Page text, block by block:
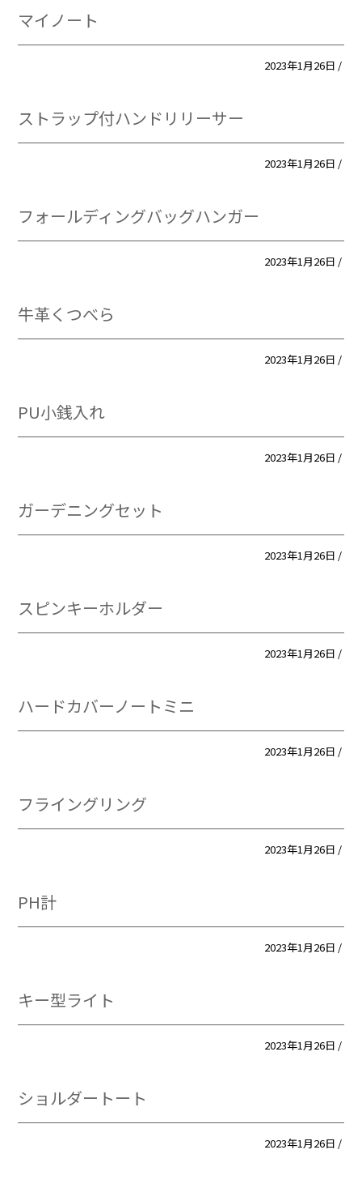
マイノート
2023年1月26日 /
ストラップ付ハンドリリーサー
2023年1月26日 /
フォールディングバッグハンガー
2023年1月26日 /
牛革くつべら
2023年1月26日 /
PU小銭入れ
2023年1月26日 /
ガーデニングセット
2023年1月26日 /
スピンキーホルダー
2023年1月26日 /
ハードカバーノートミニ
2023年1月26日 /
フライングリング
2023年1月26日 /
PH計
2023年1月26日 /
キー型ライト
2023年1月26日 /
ショルダートート
2023年1月26日 /